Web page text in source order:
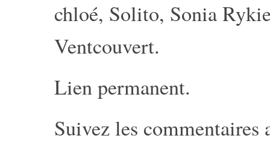
chloé, Solito, Sonia
Ventcouvert.
Lien permanent.
Suivez les commentaires